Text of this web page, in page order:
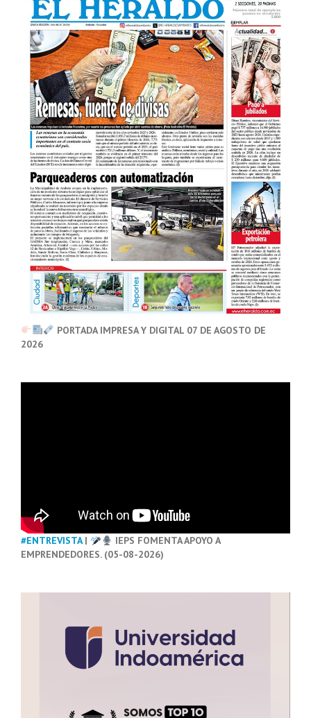
PORTADA IMPRESA Y DIGITAL 07 DE AGOSTO DE
2026
#ENTREVISTA|
IEPS FOMENTA APOYO A
EMPRENDEDORES. (05-08-2026)